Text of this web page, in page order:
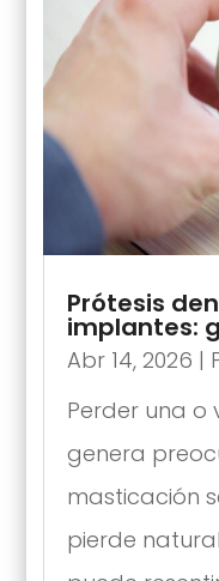
Prótesis
implantes:
Abr 14, 2026 |
Perder una o
genera
masticación
pierde